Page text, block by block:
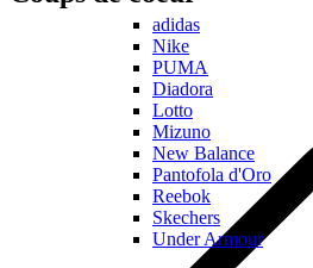
adidas
Nike
PUMA
Diadora
Lotto
Mizuno
New Balance
Pantofola d'Oro
Reebok
Skechers
Under Armour